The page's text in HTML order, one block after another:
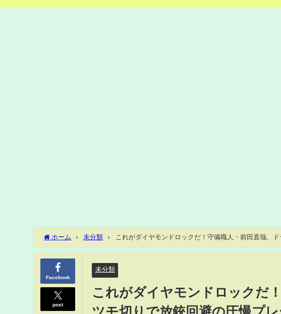
ホーム 未分類
これがダイヤモンドロックだ！守備職人・前田直哉、
ょ！？」/麻雀・Mトーナメント(ABEMA TIMES)
Facebook
post
未分類
これがダイヤモンドロックだ
ツモ切りで放銃回避の圧慢プ